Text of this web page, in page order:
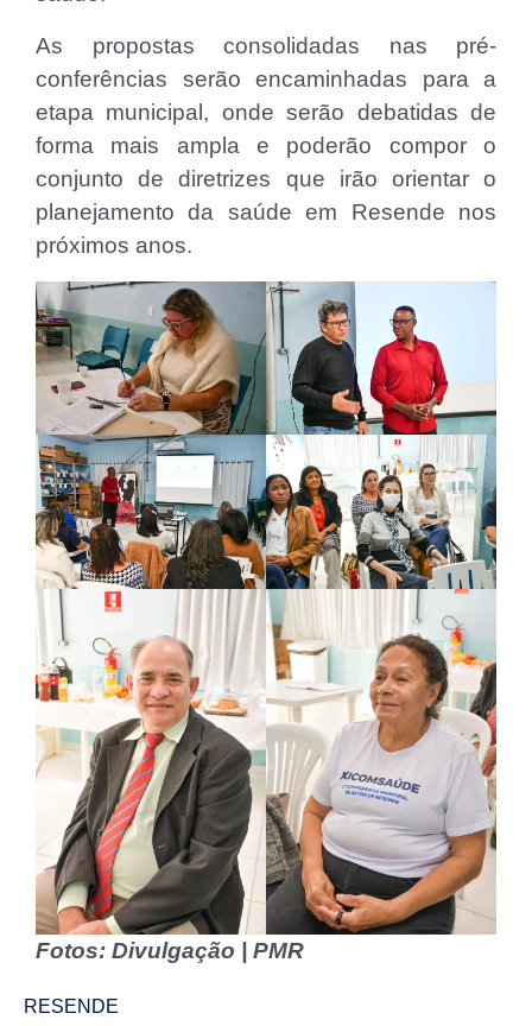
As propostas consolidadas nas pré-
conferências serão encaminhadas para a
etapa municipal, onde serão debatidas de
forma mais ampla e poderão compor o
conjunto de diretrizes que irão orientar o
planejamento da saúde em Resende nos
próximos anos.
Fotos: Divulgação | PMR
RESENDE